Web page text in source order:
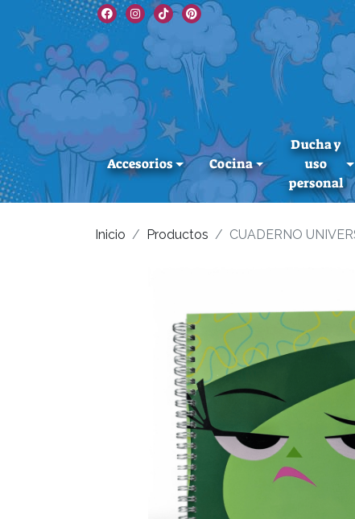
Accesorios Cocina
Ducha y
uso
personal
Inicio Productos CUADERNO